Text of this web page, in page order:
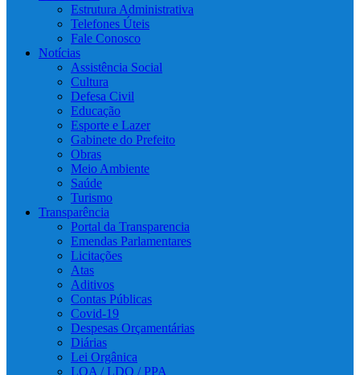
Estrutura Administrativa
Telefones Úteis
Fale Conosco
Notícias
Assistência Social
Cultura
Defesa Civil
Educação
Esporte e Lazer
Gabinete do Prefeito
Obras
Meio Ambiente
Saúde
Turismo
Transparência
Portal da Transparencia
Emendas Parlamentares
Licitações
Atas
Aditivos
Contas Públicas
Covid-19
Despesas Orçamentárias
Diárias
Lei Orgânica
LOA / LDO / PPA